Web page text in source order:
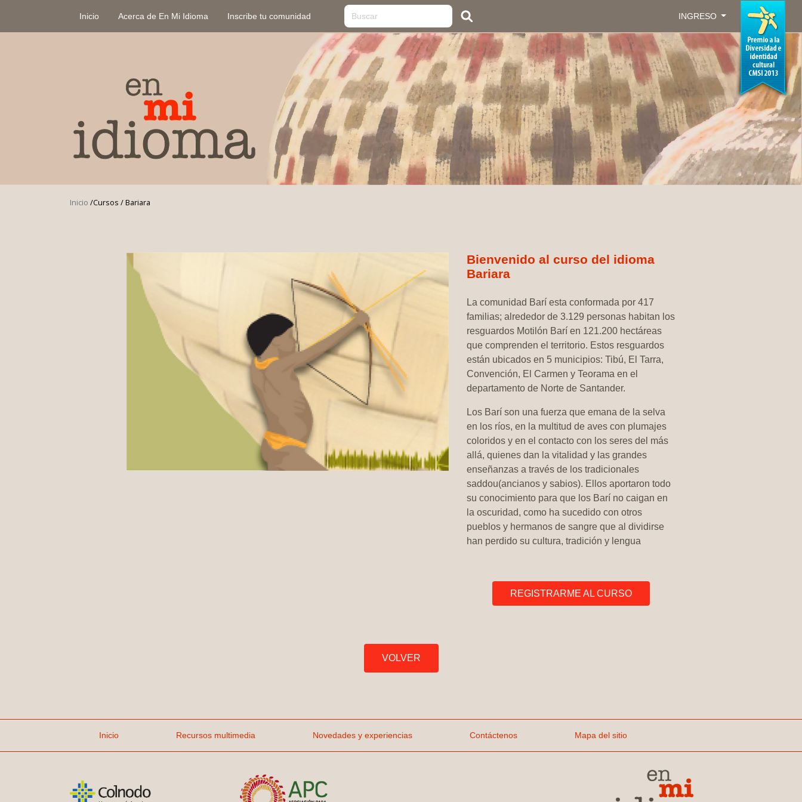
Inicio Acerca de En Mi Idioma Inscribe tu comunidad INGRESO
Inicio /Cursos / Bariara
Bienvenido al curso del idioma
Bariara
La comunidad Barí esta conformada por 417
familias; alrededor de 3.129 personas habitan los
resguardos Motilón Barí en 121.200 hectáreas
que comprenden el territorio. Estos resguardos
están ubicados en 5 municipios: Tibú, El Tarra,
Convención, El Carmen y Teorama en el
departamento de Norte de Santander.
Los Barí son una fuerza que emana de la selva
en los ríos, en la multitud de aves con plumajes
coloridos y en el contacto con los seres del más
allá, quienes dan la vitalidad y las grandes
enseñanzas a través de los tradicionales
saddou(ancianos y sabios). Ellos aportaron todo
su conocimiento para que los Barí no caigan en
la oscuridad, como ha sucedido con otros
pueblos y hermanos de sangre que al dividirse
han perdido su cultura, tradición y lengua
REGISTRARME AL CURSO
VOLVER
Inicio(current) Recursos multimedia Novedades y experiencias Contáctenos Mapa del sitio